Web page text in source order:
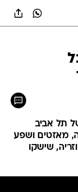
תל אביב
מאזטים ושפע
שישקו